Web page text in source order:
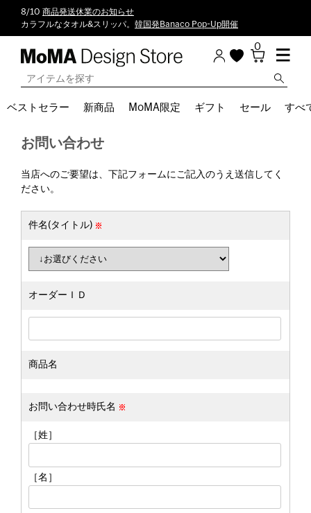
8/10 商品発送休業のお知らせ
カラフルなタオル&スリッパ。 韓国発Banaco Pop-Up開催
0
ベストセラー 新商品 MoMA限定 ギフト セール すべ
お問い合わせ
当店へのご要望は、下記フォームにご記入のうえ送信してく
ださい。
件名(タイトル)
オーダーＩＤ
商品名
お問い合わせ時氏名
［姓］
［名］